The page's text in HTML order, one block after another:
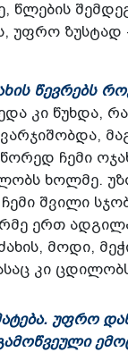
წლების
უფრო ზუსტად
წევრებს
კი წუხდა,
ჩემი
ხოლმე.
შვილი
ერთ
მოდი,
კი
უფრო